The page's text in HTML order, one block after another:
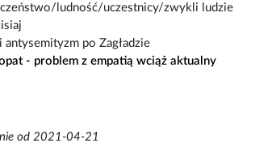
ludność/uczestnicy/zwykli ludzie
antysemityzm po Zagładzie
- problem z empatią wciąż aktualny
od 2021-04-21